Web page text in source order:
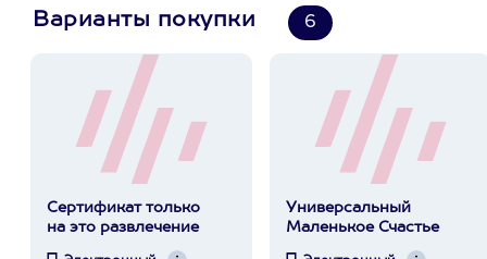
Варианты покупки 6
Сертификат только
на это развлечение
Универсальный
Маленькое Счастье